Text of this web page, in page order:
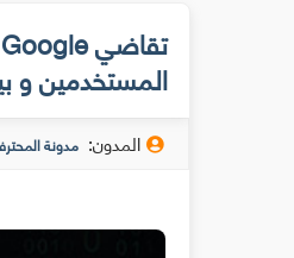
المستخدمين و
المدون: مدونة